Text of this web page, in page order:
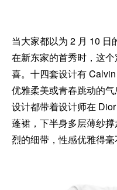
当大家都以为 2 月 10
在新东家的首秀时，这
喜。十四套设计有
优雅柔美或青春跳动的
设计都带着设计师在
蓬裙，下半身多层薄纱
烈的细带，性感优雅得毫